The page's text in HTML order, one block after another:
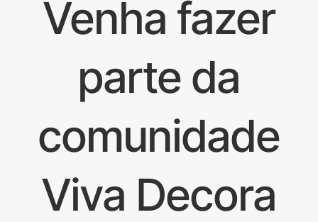
Venha fazer
parte da
comunidade
Viva Decora